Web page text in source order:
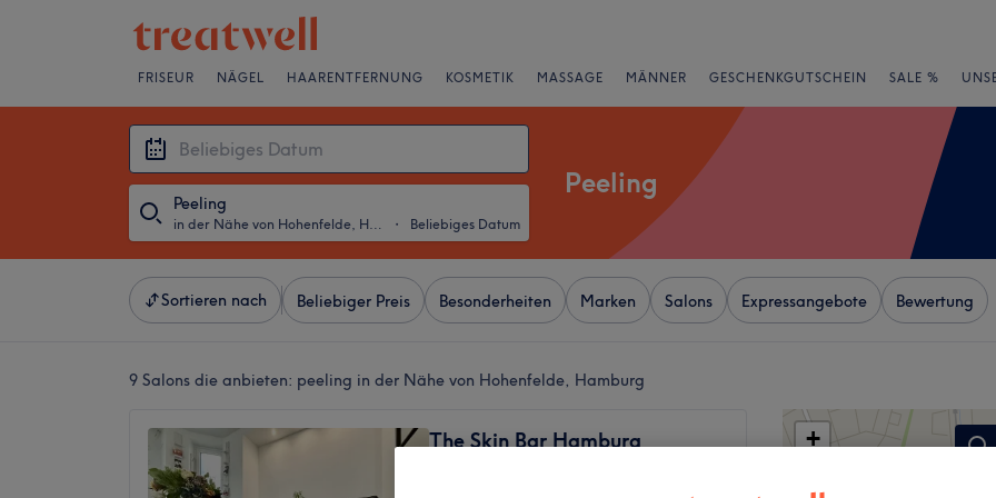
FRISEUR NÄGEL HAARENTFERNUNG KOSMETIK MASSAGE MÄNNER GESCHENKGUTSCHEIN SALE %
Peeling
in der Nähe von Hohenfelde, Hamburg ・ Beliebiges Datum
Peeling
Sortieren nach Beliebiger Preis Besonderheiten Marken Salons Expressangebote Bewertung
9 Salons die anbieten: peeling in der Nähe von Hohenfelde, Hamburg
The Skin Bar Hamburg
+